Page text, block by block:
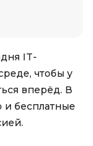
IT-
чтобы у
вперёд. В
и бесплатные